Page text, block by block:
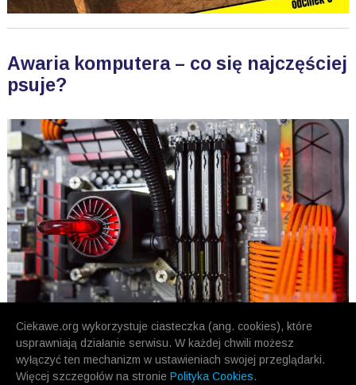
Ciekawe.org wykorzystuje ciasteczka (ang. cookies), które
usprawniają działanie serwisu. W każdej chwili możesz
wyłączyć ten mechanizm w ustawieniach swojej przeglądarki.
Więcej szczegołów na stronie Polityka Cookies.
Awaria komputera – co się najczęściej
psuje?